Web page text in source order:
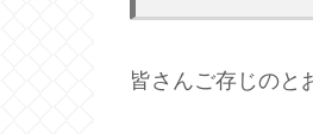
皆さんご存じのと